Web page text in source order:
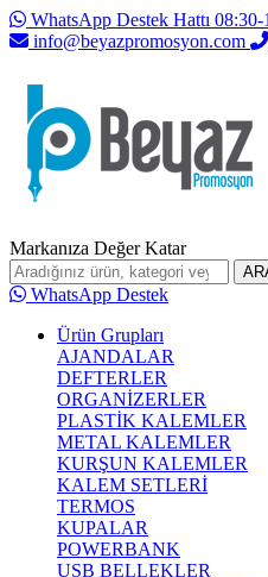
WhatsApp Destek Hattı 08:30-
info@beyazpromosyon.com
Markanıza Değer Katar
WhatsApp Destek
Ürün Grupları
AJANDALAR
DEFTERLER
ORGANİZERLER
PLASTİK KALEMLER
METAL KALEMLER
KURŞUN KALEMLER
KALEM SETLERİ
TERMOS
KUPALAR
POWERBANK
USB BELLEKLER